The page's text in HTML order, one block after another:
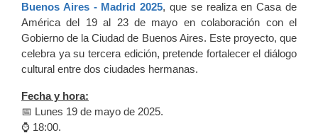
Buenos Aires - Madrid 2025, que se realiza en Casa de
América del 19 al 23 de mayo en colaboración con el
Gobierno de la Ciudad de Buenos Aires. Este proyecto, que
celebra ya su tercera edición, pretende fortalecer el diálogo
cultural entre dos ciudades hermanas.
Fecha y hora:
📅 Lunes 19 de mayo de 2025.
⌚️ 18:00.